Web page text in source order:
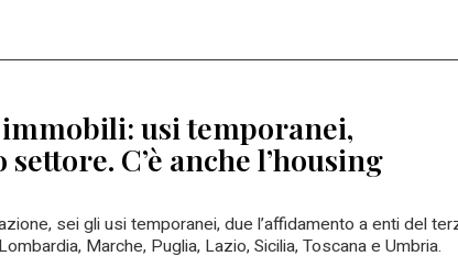
usi temporanei,
C’è anche l’housing
sei gli usi temporanei, due l’affidamento a enti del
Marche, Puglia, Lazio, Sicilia, Toscana e Umbria.